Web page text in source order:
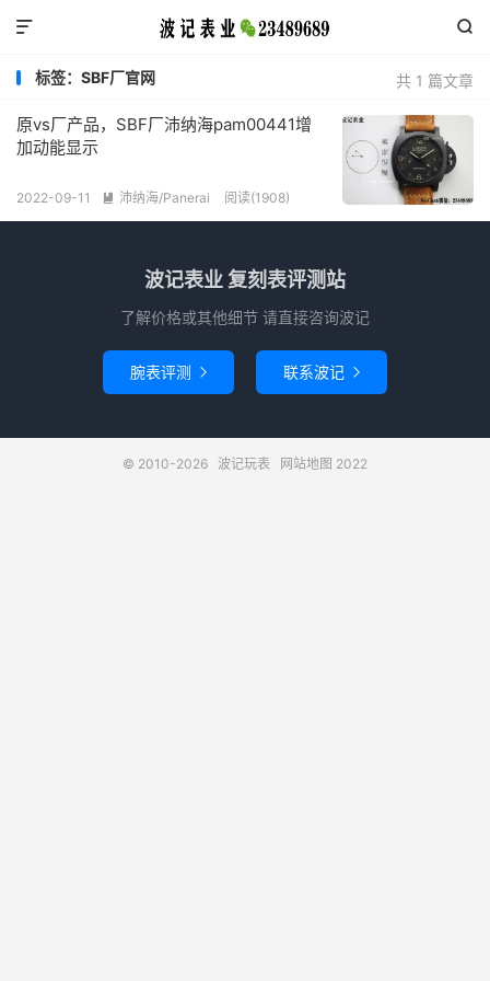


共 1 篇文章
标签：SBF厂官网
原vs厂产品，SBF厂沛纳海pam00441增
加动能显示
2022-09-11  沛纳海/Panerai 阅读(1908)
波记表业 复刻表评测站
了解价格或其他细节 请直接咨询波记
腕表评测  联系波记 
© 2010-2026 波记玩表 网站地图 2022